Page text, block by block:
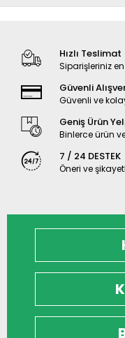
Hızlı Teslimat
Siparişleriniz
Güvenli
Güvenli ve
Geniş Ürün
Binlerce ürün
7 / 24 DESTEK
Öneri ve